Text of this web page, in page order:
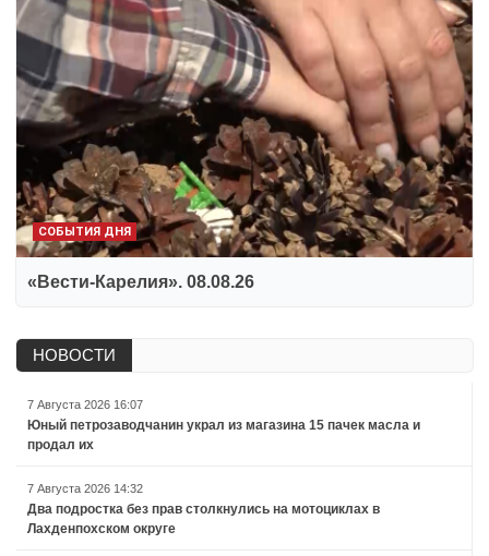
СОБЫТИЯ ДНЯ
«Вести-Карелия». 08.08.26
НОВОСТИ
7 Августа 2026 16:07
Юный петрозаводчанин украл из магазина 15 пачек масла и
продал их
7 Августа 2026 14:32
Два подростка без прав столкнулись на мотоциклах в
Лахденпохском округе